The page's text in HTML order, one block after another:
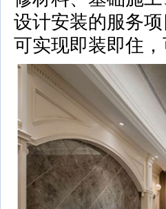
设计安装的服务
可实现即装即住